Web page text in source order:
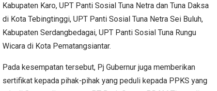
Kabupaten Karo, UPT Panti Sosial Tuna Netra dan Tuna Daksa
di Kota Tebingtinggi, UPT Panti Sosial Tuna Netra Sei Buluh,
Kabupaten Serdangbedagai, UPT Panti Sosial Tuna Rungu
Wicara di Kota Pematangsiantar.
Pada kesempatan tersebut, Pj Gubernur juga memberikan
sertifikat kepada pihak-pihak yang peduli kepada PPKS yang